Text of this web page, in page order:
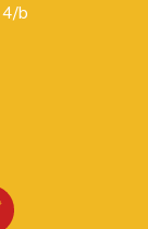
b